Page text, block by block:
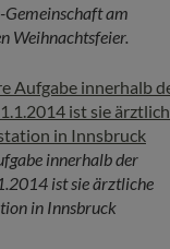
am
Weihnachtsfeier.
innerhalb der
ist sie ärztliche
in Innsbruck